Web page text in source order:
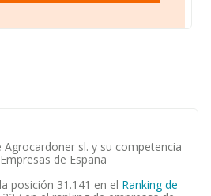
sl. y su competencia
de España
posición 31.141 en el Ranking de